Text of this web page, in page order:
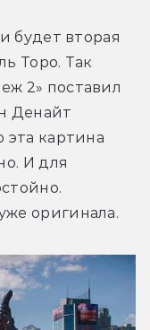
будет вторая
Торо. Так
2» поставил
Денайт
эта картина
И для
оригинала.